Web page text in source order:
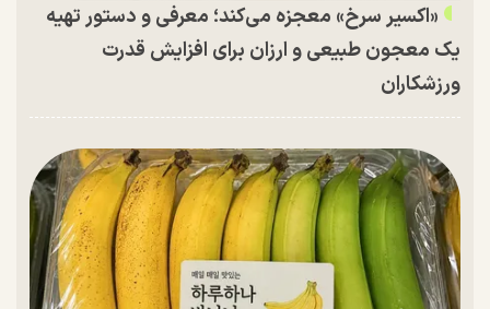
«اکسیر سرخ» معجزه می‌کند؛ معرفی و دستور تهیه
یک معجون طبیعی و ارزان برای افزایش قدرت
ورزشکاران